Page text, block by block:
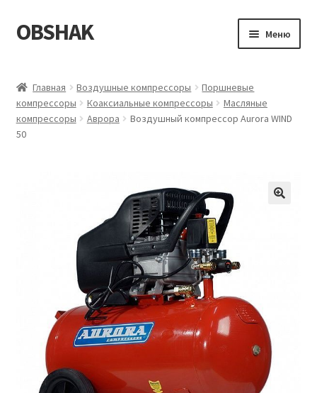
Перейти
к
Перейти
к
OBSHAK Меню
Категории
Оформление заказа
Пример страницы
Главная Воздушные компрессоры
Поршневые
компрессоры
Коаксиальные компрессоры
Масляные
компрессоры
Аврора
Воздушный компрессор Aurora WIND
50